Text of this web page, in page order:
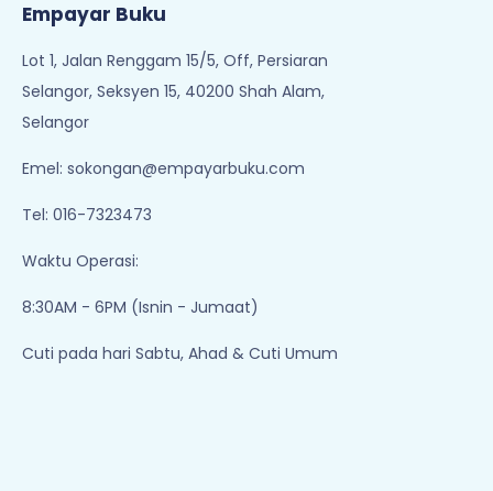
Empayar Buku
Lot 1, Jalan Renggam 15/5, Off, Persiaran
Selangor, Seksyen 15, 40200 Shah Alam,
Selangor
Emel: sokongan@empayarbuku.com
Tel: 016-7323473
Waktu Operasi:
8:30AM - 6PM (Isnin - Jumaat)
Cuti pada hari Sabtu, Ahad & Cuti Umum